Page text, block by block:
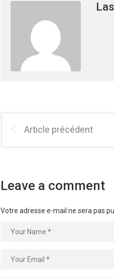
Article précédent
Leave a comment
Votre adresse e-mail ne sera pas